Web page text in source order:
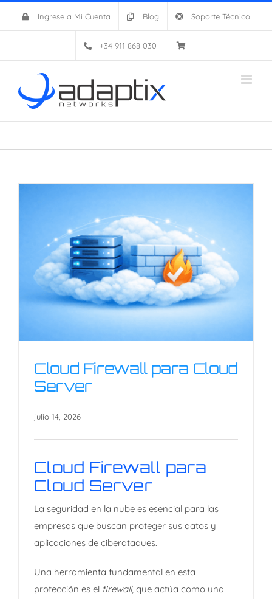
Ingrese a Mi Cuenta Blog Soporte Técnico
+34 911 868 030
Cloud Firewall para Cloud
Server
julio 14, 2026
Cloud Firewall para
Cloud Server
​La seguridad en la nube es esencial para las
empresas que buscan proteger sus datos y
aplicaciones de ciberataques.
Una herramienta fundamental en esta
protección es el firewall, que actúa como una